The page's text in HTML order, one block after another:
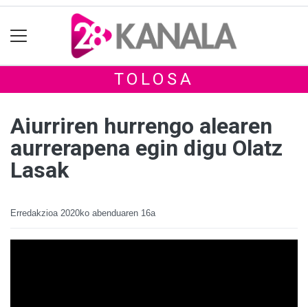
TOLOSA
Aiurriren hurrengo alearen
aurrerapena egin digu Olatz
Lasak
Erredakzioa 2020ko abenduaren 16a